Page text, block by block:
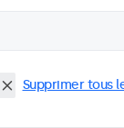
Supprimer tous